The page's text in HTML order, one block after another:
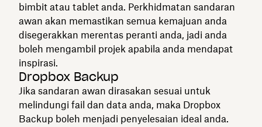
bimbit atau tablet anda. Perkhidmatan sandaran
awan akan memastikan semua kemajuan anda
disegerakkan merentas peranti anda, jadi anda
boleh mengambil projek apabila anda mendapat
inspirasi.
Dropbox Backup
Jika sandaran awan dirasakan sesuai untuk
melindungi fail dan data anda, maka Dropbox
Backup boleh menjadi penyelesaian ideal anda.